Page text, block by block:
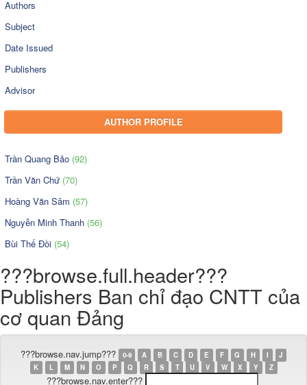
Authors
Subject
Date Issued
Publishers
Advisor
AUTHOR PROFILE
Trần Quang Bảo (92)
Trần Văn Chứ (70)
Hoàng Văn Sâm (57)
Nguyễn Minh Thanh (56)
Bùi Thế Đồi (54)
???browse.full.header???
Publishers Ban chỉ đạo CNTT của
cơ quan Đảng
???browse.nav.jump??? 0-9 A B C D E F G H I
J
K
L M N O P Q R S T U V W X Y Z
???browse.nav.enter???